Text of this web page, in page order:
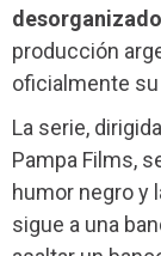
desorganizado
producción
oficialmente
La serie,
Pampa Films,
humor negro y
sigue a una